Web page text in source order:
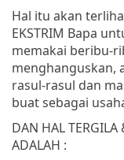
Hal itu akan
EKSTRIM Bapa
memakai beribu-
menghanguskan,
rasul-rasul dan
buat sebagai
DAN HAL TERGILA
ADALAH :